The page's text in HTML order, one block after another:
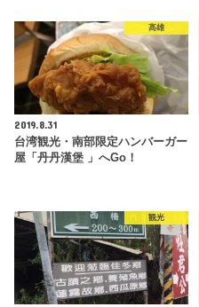
高雄
2019.8.31
台湾観光・南部限定ハンバーガー
屋「丹丹漢堡 」へGo！
観光